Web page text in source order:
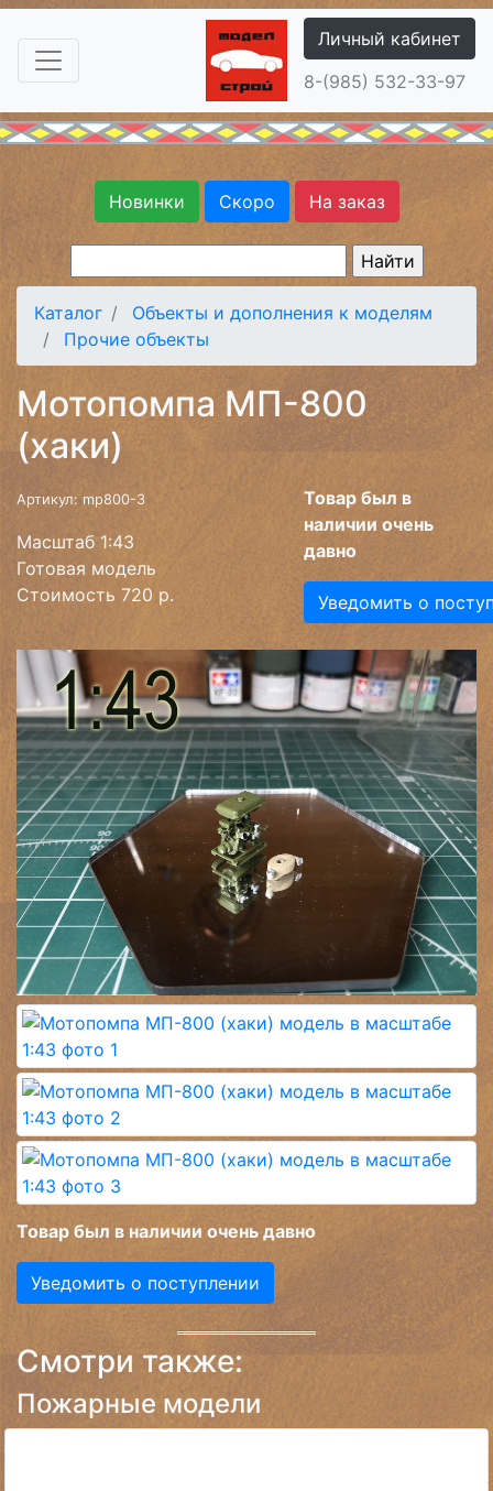
Личный кабинет
8-(985) 532-33-97
Новинки Скоро На заказ
Каталог
Объекты и дополнения к моделям
Прочие объекты
Мотопомпа МП-800
(хаки)
Артикул: mp800-3
Масштаб 1:43
Готовая модель
Стоимость 720 р.
Товар был в
наличии очень
давно
Уведомить о
Товар был в наличии очень давно
Уведомить о поступлении
Смотри также:
Пожарные модели